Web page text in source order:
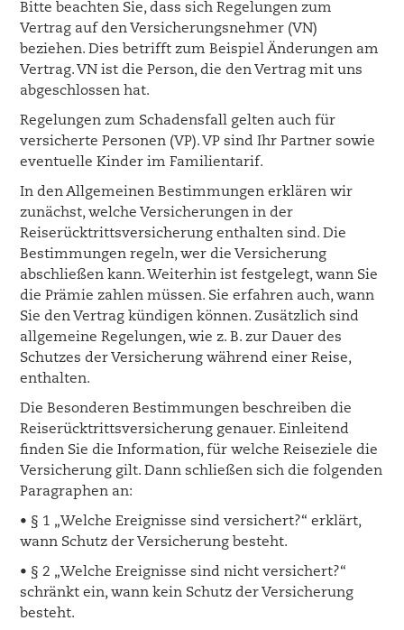
Bitte beachten Sie, dass sich Regelungen zum
Vertrag auf den Versicherungsnehmer (VN)
beziehen. Dies betrifft zum Beispiel Änderungen am
Vertrag. VN ist die Person, die den Vertrag mit uns
abgeschlossen hat.
Regelungen zum Schadensfall gelten auch für
versicherte Personen (VP). VP sind Ihr Partner sowie
eventuelle Kinder im Familientarif.
In den Allgemeinen Bestimmungen erklären wir
zunächst, welche Versicherungen in der
Reiserücktrittsversicherung enthalten sind. Die
Bestimmungen regeln, wer die Versicherung
abschließen kann. Weiterhin ist festgelegt, wann Sie
die Prämie zahlen müssen. Sie erfahren auch, wann
Sie den Vertrag kündigen können. Zusätzlich sind
allgemeine Regelungen, wie z. B. zur Dauer des
Schutzes der Versicherung während einer Reise,
enthalten.
Die Besonderen Bestimmungen beschreiben die
Reiserücktrittsversicherung genauer. Einleitend
finden Sie die Information, für welche Reiseziele die
Versicherung gilt. Dann schließen sich die folgenden
Paragraphen an:
• § 1 „Welche Ereignisse sind versichert?“ erklärt,
wann Schutz der Versicherung besteht.
• § 2 „Welche Ereignisse sind nicht versichert?“
schränkt ein, wann kein Schutz der Versicherung
besteht.